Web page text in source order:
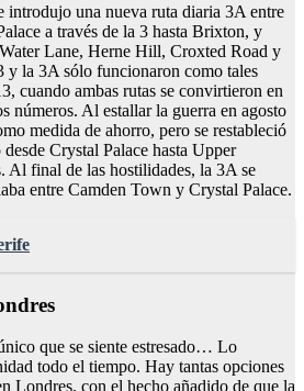
introdujo una nueva ruta diaria 3A entre
a través de la 3 hasta Brixton, y
Lane, Herne Hill, Croxted Road y
y la 3A sólo funcionaron como tales
cuando ambas rutas se convirtieron en
números. Al estallar la guerra en agosto
medida de ahorro, pero se restableció
Crystal Palace hasta Upper
Al final de las hostilidades, la 3A se
entre Camden Town y Crystal Palace.
que se siente estresado… Lo
todo el tiempo. Hay tantas opciones
Londres, con el hecho añadido de que la